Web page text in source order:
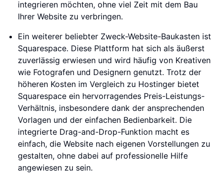
integrieren möchten, ohne viel Zeit mit dem Bau
Ihrer Website zu verbringen.
Ein weiterer beliebter Zweck-Website-Baukasten ist
Squarespace. Diese Plattform hat sich als äußerst
zuverlässig erwiesen und wird häufig von Kreativen
wie Fotografen und Designern genutzt. Trotz der
höheren Kosten im Vergleich zu Hostinger bietet
Squarespace ein hervorragendes Preis-Leistungs-
Verhältnis, insbesondere dank der ansprechenden
Vorlagen und der einfachen Bedienbarkeit. Die
integrierte Drag-and-Drop-Funktion macht es
einfach, die Website nach eigenen Vorstellungen zu
gestalten, ohne dabei auf professionelle Hilfe
angewiesen zu sein.